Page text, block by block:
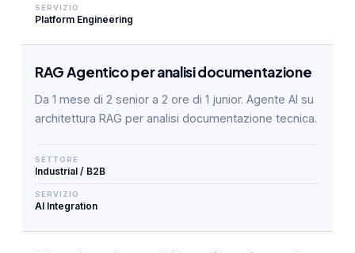
SERVIZIO
Platform Engineering
RAG Agentico per analisi documentazione
Da 1 mese di 2 senior a 2 ore di 1 junior. Agente AI su
architettura RAG per analisi documentazione tecnica.
SETTORE
Industrial / B2B
SERVIZIO
AI Integration